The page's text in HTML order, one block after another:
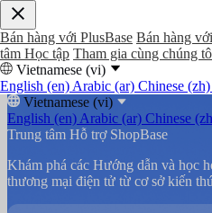
Bán hàng với PlusBase Bán hàng
tâm Học tập Tham gia cùng chúng
Vietnamese (vi)
English (en) Arabic (ar) Chinese (zh)
Vietnamese (vi)
English (en) Arabic (ar) Chinese
Trung tâm Hỗ trợ ShopBase
Khám phá các Hướng dẫn và học
thương mại điện tử từ cơ sở kiến